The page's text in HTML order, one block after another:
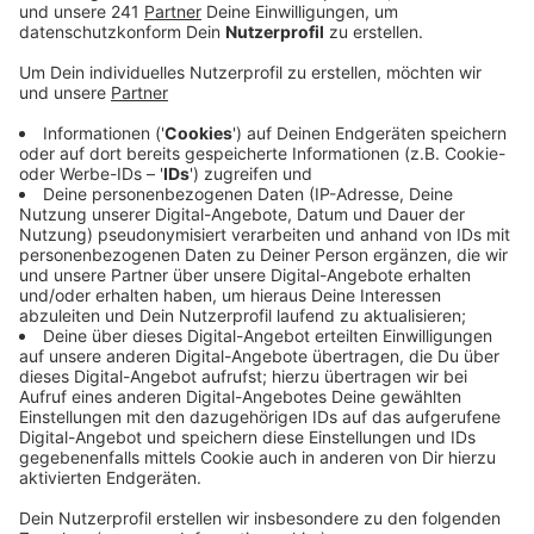
Veröffentlicht:Mittwoch, 25.11.2020 06:10
Anzeige
Die Frauenberatungsstelle appelliert an betroffene
Frauen nicht zu zögern und sich Hilfe zu suchen.
Jede dritte Frau in Deutschland wird mindestens
einmal in ihrem Leben Opfer von physischer und/oder
sexualisierter Gewalt. Doch nicht alle holen sich Hilfe,
sagt die Frauenberatungsstelle. Bis Oktober hat sie
mit mehr als 330 Frauen Beratungsgespräche geführt,
die Opfer von Gewalt geworden sind. Das waren
deutlich mehr als noch 2019. Die Dunkelziffer liegt
laut Frauenberatungsstelle deutlich höher. In unserer
Stadt gibt es mehrere Stellen, die sich um betroffene